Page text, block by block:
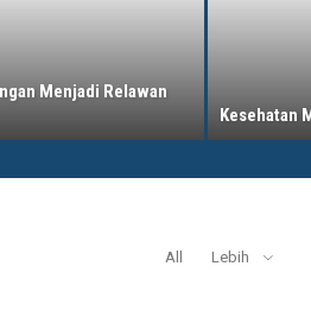
Menjadi Relawan
Kesehatan
All
Lebih